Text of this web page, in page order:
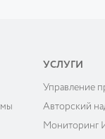
УСЛУГИ
Управление
Авторский
Мониторинг